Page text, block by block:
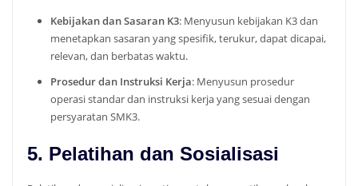
Kebijakan dan Sasaran K3: Menyusun kebijakan K3 dan
menetapkan sasaran yang spesifik, terukur, dapat dicapai,
relevan, dan berbatas waktu.
Prosedur dan Instruksi Kerja: Menyusun prosedur
operasi standar dan instruksi kerja yang sesuai dengan
persyaratan SMK3.
5. Pelatihan dan Sosialisasi